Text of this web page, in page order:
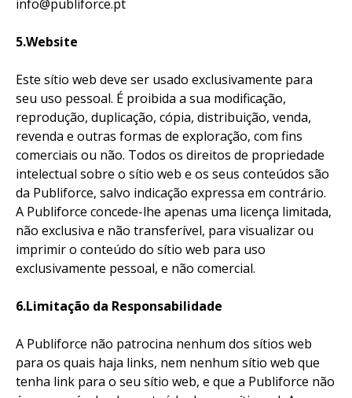
info@publiforce.pt
5.Website
Este sítio web deve ser usado exclusivamente para
seu uso pessoal. É proibida a sua modificação,
reprodução, duplicação, cópia, distribuição, venda,
revenda e outras formas de exploração, com fins
comerciais ou não. Todos os direitos de propriedade
intelectual sobre o sítio web e os seus conteúdos são
da Publiforce, salvo indicação expressa em contrário.
A Publiforce concede-lhe apenas uma licença limitada,
não exclusiva e não transferível, para visualizar ou
imprimir o conteúdo do sítio web para uso
exclusivamente pessoal, e não comercial.
6.Limitação da Responsabilidade
A Publiforce não patrocina nenhum dos sítios web
para os quais haja links, nem nenhum sítio web que
tenha link para o seu sítio web, e que a Publiforce não